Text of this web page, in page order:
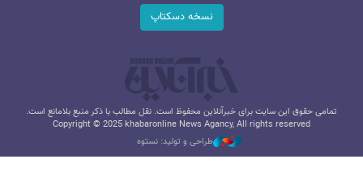
نسخه دسکتاپ
تمامی حقوق این سایت برای خبرآنلاین محفوظ است. نقل مطالب با ذکر منبع بلامانع است.
Copyright © 2025 khabaronline News Agancy, All rights reserved
طراحی و تولید: نستوه